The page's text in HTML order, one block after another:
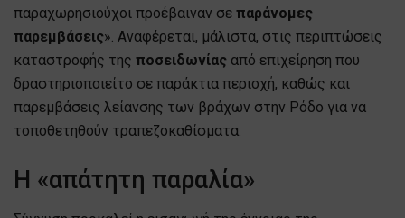
παραχωρησιούχοι προέβαιναν σε παράνομες
παρεμβάσεις». Αναφέρεται, μάλιστα, στις περιπτώσεις
καταστροφής της ποσειδωνίας από επιχείρηση που
δραστηριοποιείτο σε παράκτια περιοχή, καθώς και
παρεμβάσεις λείανσης των βράχων στην Ρόδο για να
τοποθετηθούν τραπεζοκαθίσματα.
Η «απάτητη παραλία»